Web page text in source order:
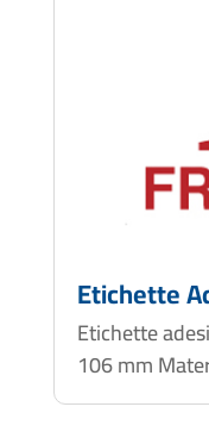
Etichette
Etichette
106 mm